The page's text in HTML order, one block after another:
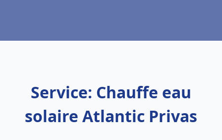
Service: Chauffe eau
solaire Atlantic Privas